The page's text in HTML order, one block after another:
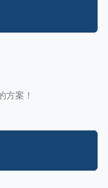
案！